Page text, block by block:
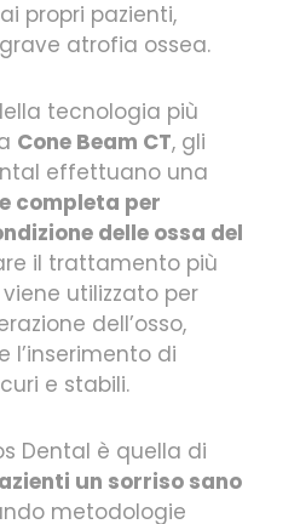
propri pazienti,
atrofia ossea.
tecnologia più
Cone Beam CT, gli
effettuano una
completa per
delle ossa del
il trattamento più
viene utilizzato per
dell’osso,
l’inserimento di
e stabili.
Dental è quella di
un sorriso sano
metodologie